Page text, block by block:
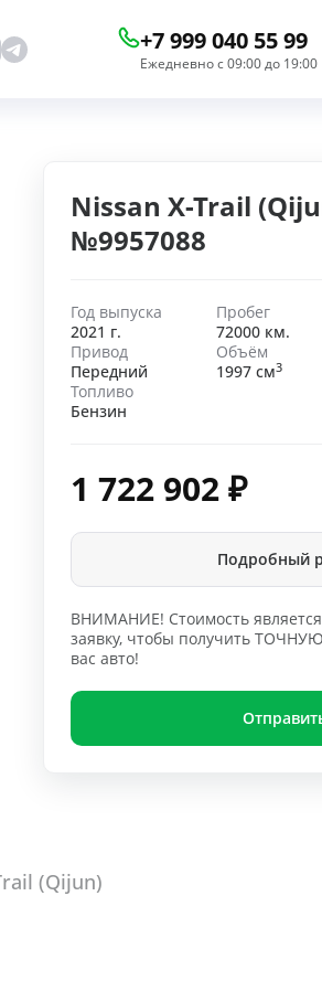
+7 999 040 55 99
Ежедневно с 09:00 до 19:00
Nissan X-Trail
№9957088
Год выпуска
2021 г.
Пробег
72000 км.
Привод
Передний
Объём
1997 см3
Топливо
Бензин
1 722 902₽
Подробный
ВНИМАНИЕ! Стоимость
заявку, чтобы получить
вас авто!
(Qijun)